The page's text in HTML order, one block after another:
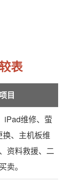
表
目
iPad维修、萤
、主机板维
资料救援、二
卖。